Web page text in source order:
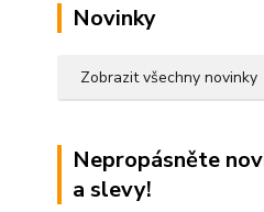
Novinky
Zobrazit všechny novinky
Nepropásněte
a slevy!